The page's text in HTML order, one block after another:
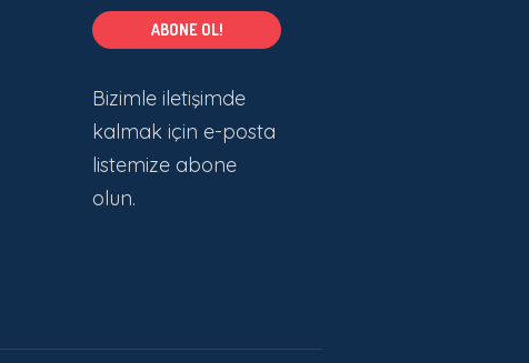
Bizimle iletişimde
kalmak için e-posta
listemize abone
olun.